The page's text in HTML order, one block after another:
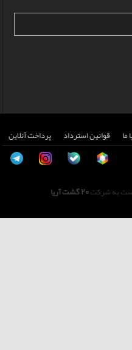
ما قوانین استرداد پرداخت آنلاین
به شرکت20 گشت آریا